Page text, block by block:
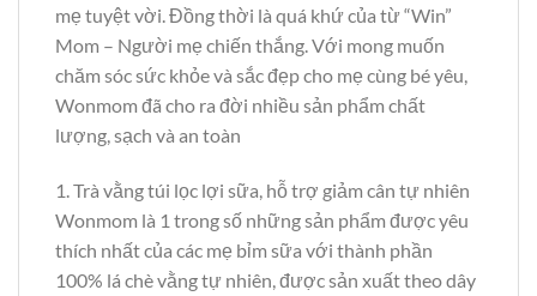
mẹ tuyệt vời. Đồng thời là quá khứ của từ “Win”
Mom – Người mẹ chiến thắng. Với mong muốn
chăm sóc sức khỏe và sắc đẹp cho mẹ cùng bé yêu,
Wonmom đã cho ra đời nhiều sản phẩm chất
lượng, sạch và an toàn
1. Trà vằng túi lọc lợi sữa, hỗ trợ giảm cân tự nhiên
Wonmom là 1 trong số những sản phẩm được yêu
thích nhất của các mẹ bỉm sữa với thành phần
100% lá chè vằng tự nhiên, được sản xuất theo dây